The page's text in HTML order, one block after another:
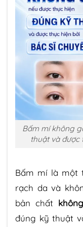
Bấm mí không
thuật và được
Bấm mí là một
rạch da và
bản chất
đúng kỹ thuật